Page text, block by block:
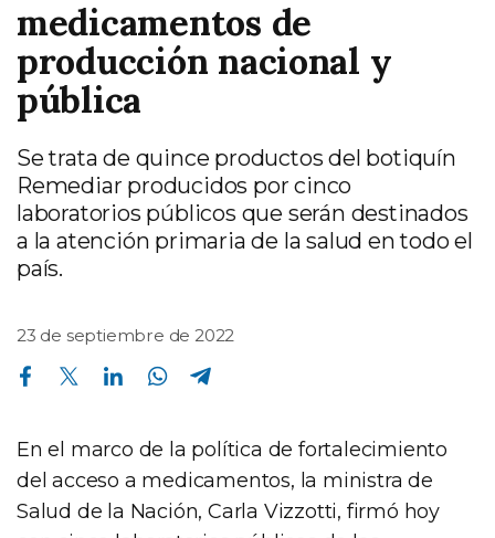
medicamentos de
producción nacional y
pública
Se trata de quince productos del botiquín
Remediar producidos por cinco
laboratorios públicos que serán destinados
a la atención primaria de la salud en todo el
país.
23 de septiembre de 2022
Compartir en Facebook Compartir en Twitter Compartir en Linkedin Compartir en Whatsapp
En el marco de la política de fortalecimiento
del acceso a medicamentos, la ministra de
Salud de la Nación, Carla Vizzotti, firmó hoy